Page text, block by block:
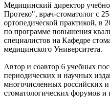
Медицинский директор
Протеко", врач-стоматолог с
ортопедической практикой, в
по программе повышения
специалистов на Кафедре
медицинского Университета.
Автор и соавтор 6 учебных
периодических и научных
многочисленных российских
стоматологических форумов и